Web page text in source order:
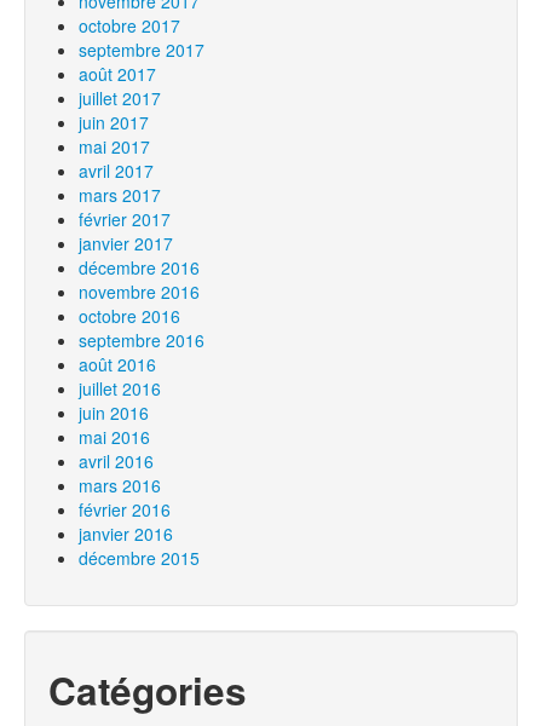
octobre 2017
septembre 2017
août 2017
juillet 2017
juin 2017
mai 2017
avril 2017
mars 2017
février 2017
janvier 2017
décembre 2016
novembre 2016
octobre 2016
septembre 2016
août 2016
juillet 2016
juin 2016
mai 2016
avril 2016
mars 2016
février 2016
janvier 2016
décembre 2015
Catégories